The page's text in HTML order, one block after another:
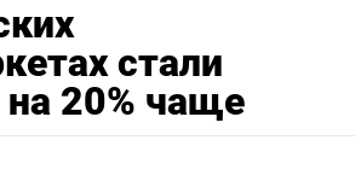
стали
на 20% чаще